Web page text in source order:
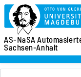
AS-NaSA
Sachsen-Anhalt